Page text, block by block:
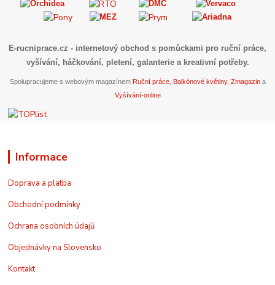
E-rucniprace.cz - internetový obchod s pomůckami pro ruční práce,
vyšívání, háčkování, pletení, galanterie a kreativní potřeby.
Spolupracujeme s webovým magazínem Ruční práce, Balkónové květiny, Zmagazina
Vyšívání-online
Informace
Doprava a platba
Obchodní podmínky
Ochrana osobních údajů
Objednávky na Slovensko
Kontakt